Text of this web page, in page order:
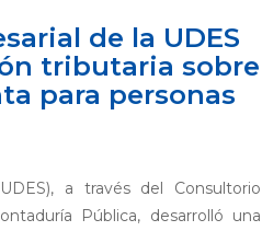
de la UDES
tributaria sobre
para personas
a través del Consultorio
Pública, desarrolló una